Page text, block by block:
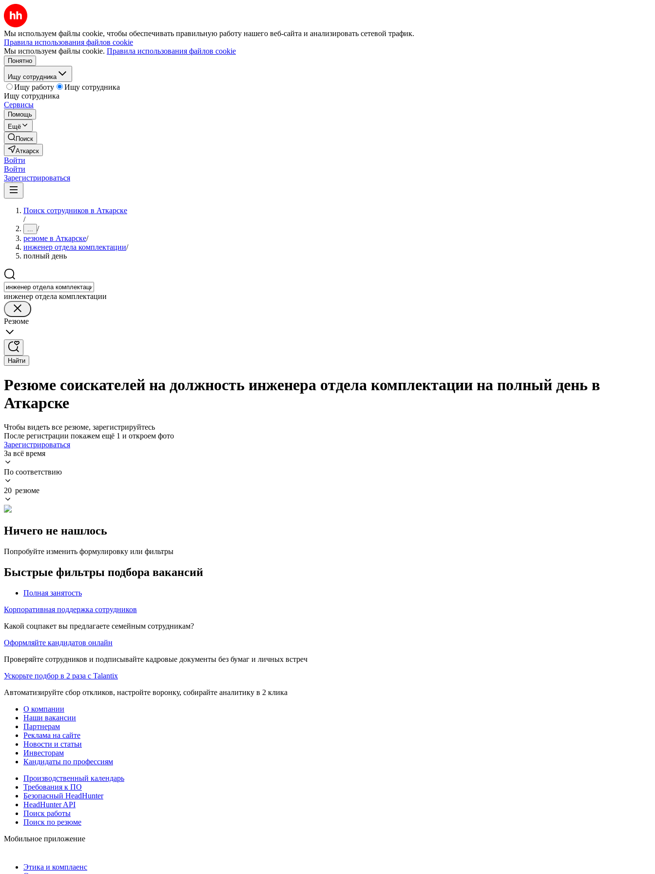
Мы используем файлы cookie, чтобы обеспечивать правильную работу нашего веб-сайта и анализировать сетевой трафик.
Правила использования файлов cookie
Мы используем файлы cookie. Правила использования файлов cookie
Понятно
Ищу сотрудника
Ищу работу
Ищу сотрудника
Ищу сотрудника
Сервисы
Помощь
Ещё
Поиск
Аткарск
Войти
Войти
Зарегистрироваться
Поиск сотрудников в Аткарске
/
... /
резюме в Аткарске/
инженер отдела комплектации/
полный день
инженер отдела комплектации
Резюме
Найти
Резюме соискателей на должность инженера отдела комплектации на полный день в
Аткарске
Чтобы видеть все резюме, зарегистрируйтесь
После регистрации покажем ещё 1 и откроем фото
Зарегистрироваться
За всё время
По соответствию
20 резюме
Ничего не нашлось
Попробуйте изменить формулировку или фильтры
Быстрые фильтры подбора вакансий
Полная занятость
Корпоративная поддержка сотрудников
Какой соцпакет вы предлагаете семейным сотрудникам?
Оформляйте кандидатов онлайн
Проверяйте сотрудников и подписывайте кадровые документы без бумаг и личных встреч
Ускорьте подбор в 2 раза с Talantix
Автоматизируйте сбор откликов, настройте воронку, собирайте аналитику в 2 клика
О компании
Наши вакансии
Партнерам
Реклама на сайте
Новости и статьи
Инвесторам
Кандидаты по профессиям
Производственный календарь
Требования к ПО
Безопасный HeadHunter
HeadHunter API
Поиск работы
Поиск по резюме
Мобильное приложение
Этика и комплаенс